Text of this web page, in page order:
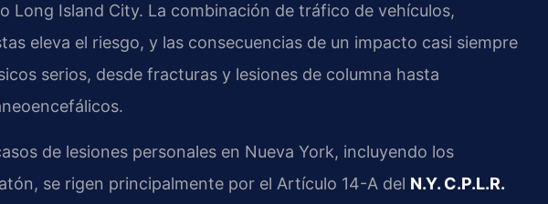
Long Island City. La combinación de tráfico de vehículos,
eleva el riesgo, y las consecuencias de un impacto casi siempre
serios, desde fracturas y lesiones de columna hasta
de lesiones personales en Nueva York, incluyendo los
se rigen principalmente por el Artículo 14-A del N.Y. C.P.L.R.